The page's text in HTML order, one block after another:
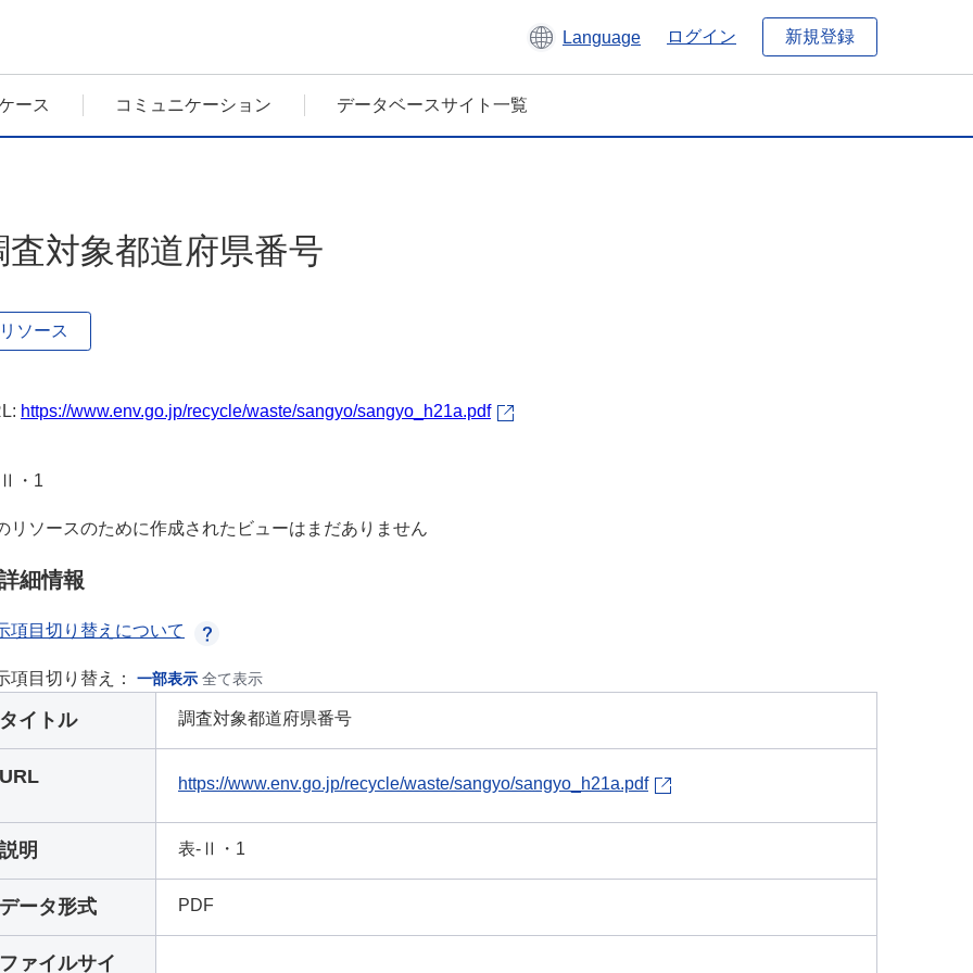
Language ログイン 新規登録
ース コミュニケーション データベースサイト一覧
査対象都道府県番号
リソース
https://www.env.go.jp/recycle/waste/sangyo/sangyo_h21a.pdf
・1
リソースのために作成されたビューはまだありません
細情報
項目切り替えについて
項目切り替え： 一部表示 全て表示
タイトル 調査対象都道府県番号
URL https://www.env.go.jp/recycle/waste/sangyo/sangyo_h21a.pdf
説明 表-Ⅱ・1
データ形式 PDF
ファイルサイ